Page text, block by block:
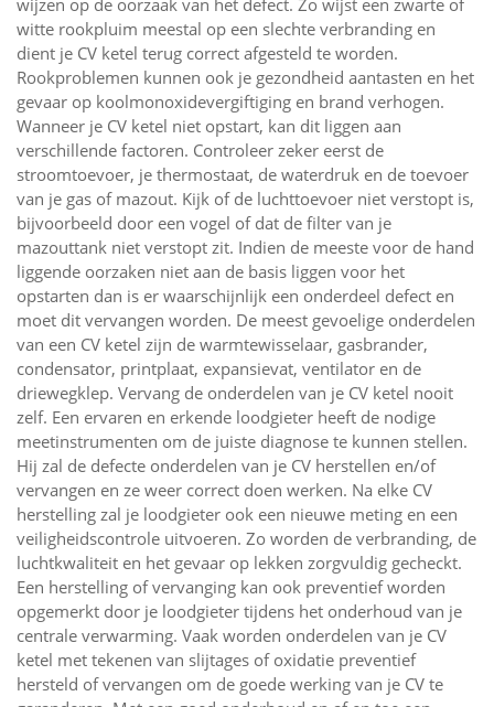
wijzen op de oorzaak van het defect. Zo wijst een zwarte of
witte rookpluim meestal op een slechte verbranding en
dient je CV ketel terug correct afgesteld te worden.
Rookproblemen kunnen ook je gezondheid aantasten en het
gevaar op koolmonoxidevergiftiging en brand verhogen.
Wanneer je CV ketel niet opstart, kan dit liggen aan
verschillende factoren. Controleer zeker eerst de
stroomtoevoer, je thermostaat, de waterdruk en de toevoer
van je gas of mazout. Kijk of de luchttoevoer niet verstopt is,
bijvoorbeeld door een vogel of dat de filter van je
mazouttank niet verstopt zit. Indien de meeste voor de hand
liggende oorzaken niet aan de basis liggen voor het
opstarten dan is er waarschijnlijk een onderdeel defect en
moet dit vervangen worden. De meest gevoelige onderdelen
van een CV ketel zijn de warmtewisselaar, gasbrander,
condensator, printplaat, expansievat, ventilator en de
driewegklep. Vervang de onderdelen van je CV ketel nooit
zelf. Een ervaren en erkende loodgieter heeft de nodige
meetinstrumenten om de juiste diagnose te kunnen stellen.
Hij zal de defecte onderdelen van je CV herstellen en/of
vervangen en ze weer correct doen werken. Na elke CV
herstelling zal je loodgieter ook een nieuwe meting en een
veiligheidscontrole uitvoeren. Zo worden de verbranding, de
luchtkwaliteit en het gevaar op lekken zorgvuldig gecheckt.
Een herstelling of vervanging kan ook preventief worden
opgemerkt door je loodgieter tijdens het onderhoud van je
centrale verwarming. Vaak worden onderdelen van je CV
ketel met tekenen van slijtages of oxidatie preventief
hersteld of vervangen om de goede werking van je CV te